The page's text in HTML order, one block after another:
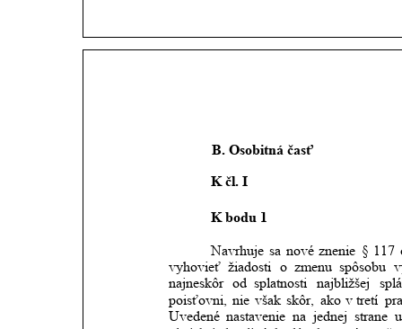
            B. Osobitná časť
K čl. I
K bodu 1
Navrhuje sa nové znenie § 117
vyhovieť žiadosti o zmenu spôsobu
najneskôr
od splatnosti najbližšej
poisťovni, nie však skôr, ako v tretí
Uvedené nastavenie na jednej strane